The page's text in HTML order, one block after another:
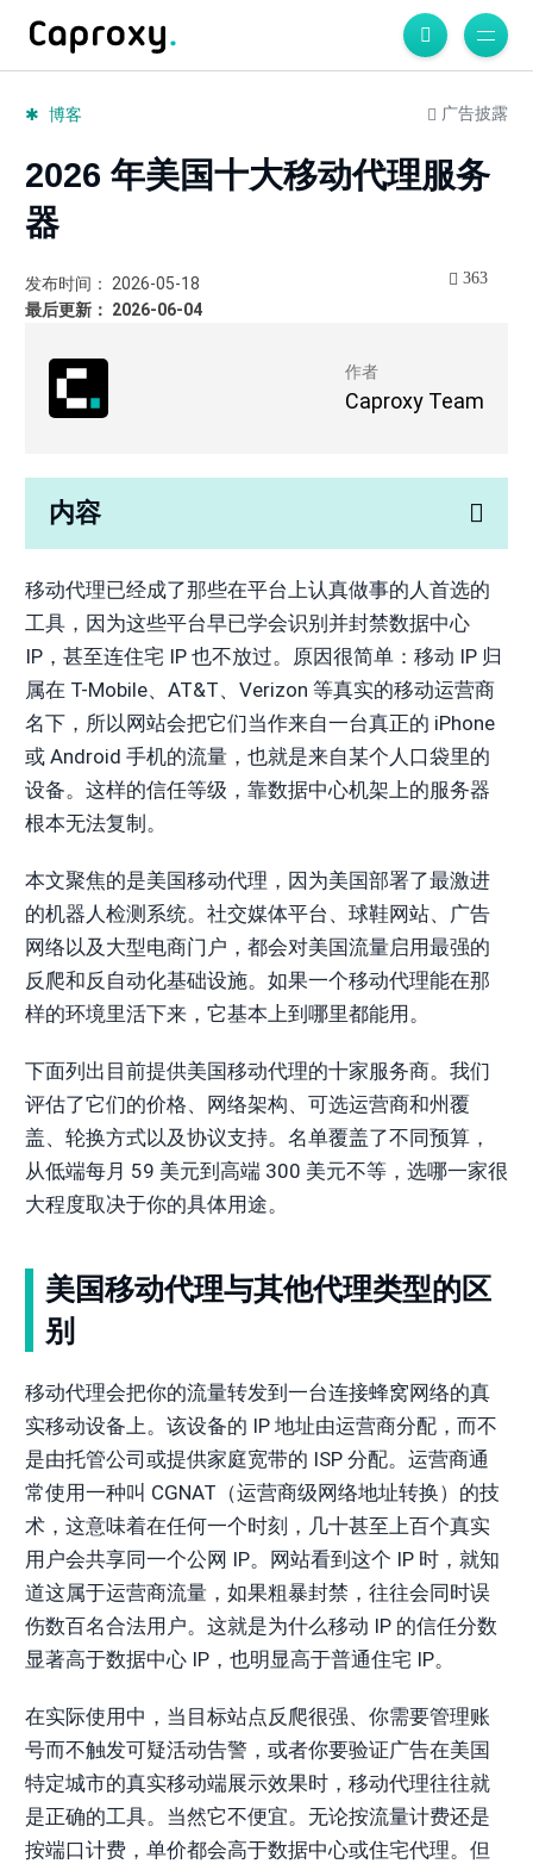
博客 广告披露
2026 年美国十大移动代理服务
器
作者
Caproxy Team
发布时间： 2026-05-18
最后更新： 2026-06-04
363
内容
移动代理已经成了那些在平台上认真做事的人首选的
工具，因为这些平台早已学会识别并封禁数据中心
IP，甚至连住宅 IP 也不放过。原因很简单：移动 IP 归
属在 T-Mobile、AT&T、Verizon 等真实的移动运营商
名下，所以网站会把它们当作来自一台真正的 iPhone
或 Android 手机的流量，也就是来自某个人口袋里的
设备。这样的信任等级，靠数据中心机架上的服务器
根本无法复制。
本文聚焦的是美国移动代理，因为美国部署了最激进
的机器人检测系统。社交媒体平台、球鞋网站、广告
网络以及大型电商门户，都会对美国流量启用最强的
反爬和反自动化基础设施。如果一个移动代理能在那
样的环境里活下来，它基本上到哪里都能用。
下面列出目前提供美国移动代理的十家服务商。我们
评估了它们的价格、网络架构、可选运营商和州覆
盖、轮换方式以及协议支持。名单覆盖了不同预算，
从低端每月 59 美元到高端 300 美元不等，选哪一家很
大程度取决于你的具体用途。
美国移动代理与其他代理类型的区
别
移动代理会把你的流量转发到一台连接蜂窝网络的真
实移动设备上。该设备的 IP 地址由运营商分配，而不
是由托管公司或提供家庭宽带的 ISP 分配。运营商通
常使用一种叫 CGNAT（运营商级网络地址转换）的技
术，这意味着在任何一个时刻，几十甚至上百个真实
用户会共享同一个公网 IP。网站看到这个 IP 时，就知
道这属于运营商流量，如果粗暴封禁，往往会同时误
伤数百名合法用户。这就是为什么移动 IP 的信任分数
显著高于数据中心 IP，也明显高于普通住宅 IP。
在实际使用中，当目标站点反爬很强、你需要管理账
号而不触发可疑活动告警，或者你要验证广告在美国
特定城市的真实移动端展示效果时，移动代理往往就
是正确的工具。当然它不便宜。无论按流量计费还是
按端口计费，单价都会高于数据中心或住宅代理。但